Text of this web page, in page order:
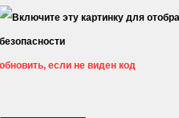
обновить, если не виден код